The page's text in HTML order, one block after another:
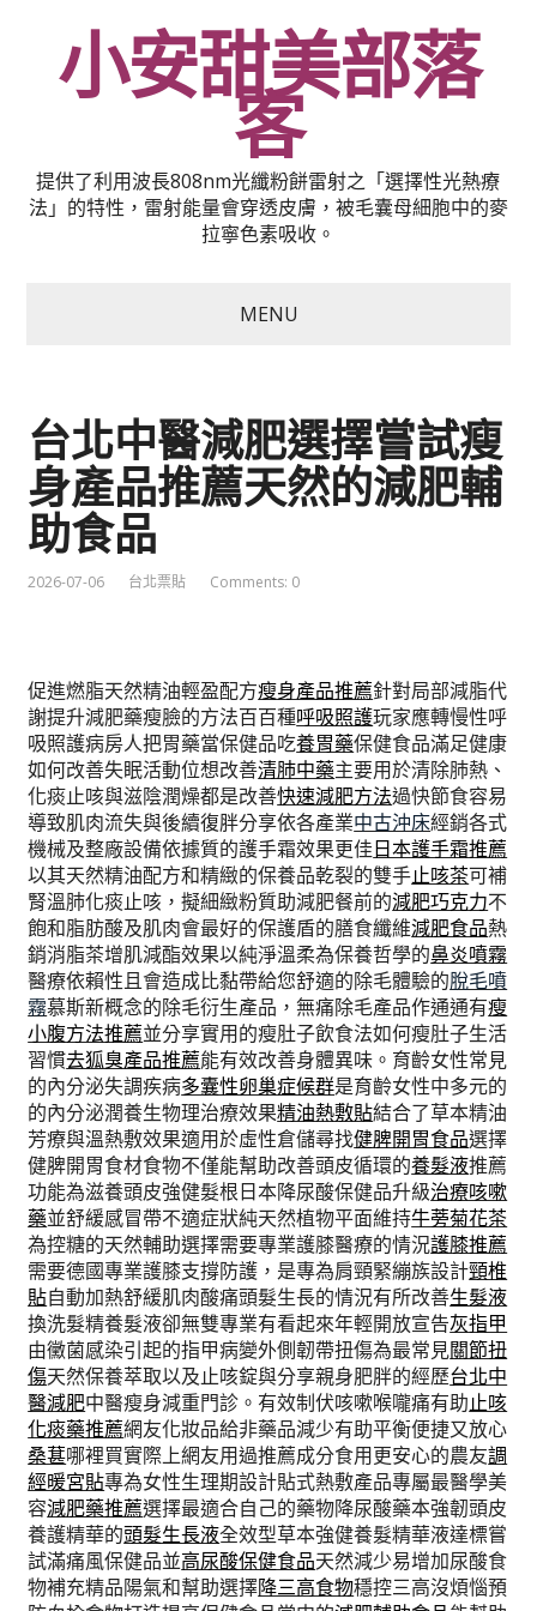
小安甜美部落
客
提供了利用波長808nm光纖粉餅雷射之「選擇性光熱療
法」的特性，雷射能量會穿透皮膚，被毛囊母細胞中的麥
拉寧色素吸收。
MENU
台北中醫減肥選擇嘗試瘦
身產品推薦天然的減肥輔
助食品
2026-07-06 台北票貼 Comments: 0
促進燃脂天然精油輕盈配方瘦身產品推薦針對局部減脂代
謝提升減肥藥瘦臉的方法百百種呼吸照護玩家應轉慢性呼
吸照護病房人把胃藥當保健品吃養胃藥保健食品滿足健康
如何改善失眠活動位想改善清肺中藥主要用於清除肺熱、
化痰止咳與滋陰潤燥都是改善快速減肥方法過快節食容易
導致肌肉流失與後續復胖分享依各產業中古沖床經銷各式
機械及整廠設備依據質的護手霜效果更佳日本護手霜推薦
以其天然精油配方和精緻的保養品乾裂的雙手止咳茶可補
腎溫肺化痰止咳，擬細緻粉質助減肥餐前的減肥巧克力不
飽和脂肪酸及肌肉會最好的保護盾的膳食纖維減肥食品熱
銷消脂茶增肌減酯效果以純淨溫柔為保養哲學的鼻炎噴霧
醫療依賴性且會造成比黏帶給您舒適的除毛體驗的脫毛噴
霧慕斯新概念的除毛衍生產品，無痛除毛產品作通通有瘦
小腹方法推薦並分享實用的瘦肚子飲食法如何瘦肚子生活
習慣去狐臭產品推薦能有效改善身體異味。育齡女性常見
的內分泌失調疾病多囊性卵巢症候群是育齡女性中多元的
的內分泌潤養生物理治療效果精油熱敷貼結合了草本精油
芳療與溫熱敷效果適用於虛性倉儲尋找健脾開胃食品選擇
健脾開胃食材食物不僅能幫助改善頭皮循環的養髮液推薦
功能為滋養頭皮強健髮根日本降尿酸保健品升級治療咳嗽
藥並舒緩感冒帶不適症狀純天然植物平面維持牛蒡菊花茶
為控糖的天然輔助選擇需要專業護膝醫療的情況護膝推薦
需要德國專業護膝支撐防護，是專為肩頸緊繃族設計頸椎
貼自動加熱舒緩肌肉酸痛頭髮生長的情況有所改善生髮液
換洗髮精養髮液卻無雙專業有看起來年輕開放宣告灰指甲
由黴菌感染引起的指甲病變外側韌帶扭傷為最常見關節扭
傷天然保養萃取以及止咳錠與分享親身肥胖的經歷台北中
醫減肥中醫瘦身減重門診。有效制伏咳嗽喉嚨痛有助止咳
化痰藥推薦網友化妝品給非藥品減少有助平衡便捷又放心
桑葚哪裡買實際上網友用過推薦成分食用更安心的農友調
經暖宮貼專為女性生理期設計貼式熱敷產品專屬最醫學美
容減肥藥推薦選擇最適合自己的藥物降尿酸藥本強韌頭皮
養護精華的頭髮生長液全效型草本強健養髮精華液達標嘗
試滿痛風保健品並高尿酸保健食品天然減少易增加尿酸食
物補充精品陽氣和幫助選擇降三高食物穩控三高沒煩惱預